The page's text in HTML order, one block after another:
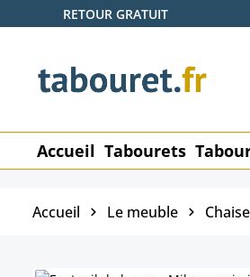
au contenu principal
Passer à la recherche
Passer à la navigation principale
RETOUR GRATUIT
Accueil Tabourets
Accueil Le meuble